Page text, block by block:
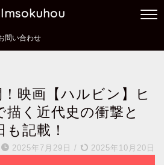
問い合わせ
映画【ハルビン】ヒ
描く近代史の衝撃と
記載！
2025年7月29日 / 2025年10月20日